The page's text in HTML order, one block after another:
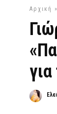
Αρχική »